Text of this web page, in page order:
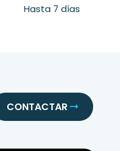
Hasta 7 días
CONTACTAR